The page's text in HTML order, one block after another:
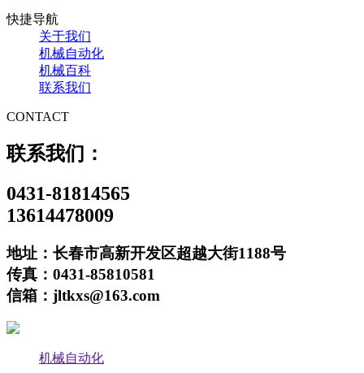
快捷导航
关于我们
机械自动化
机械百科
联系我们
CONTACT
联系我们：
0431-81814565
13614478009
地址：长春市高新开发区超越大街1188号
传真：0431-85810581
信箱：jltkxs@163.com
机械自动化